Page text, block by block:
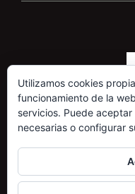
Utilizamos cookies
funcionamiento de la
servicios. Puede
necesarias o configurar